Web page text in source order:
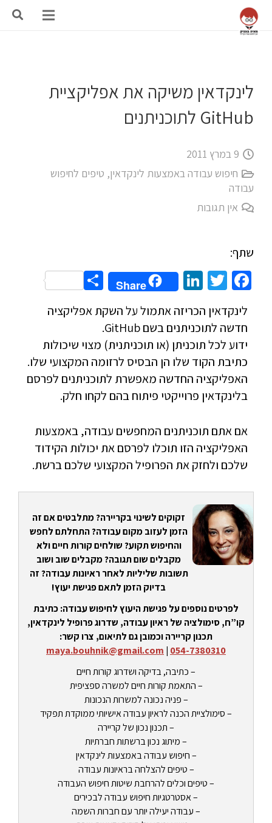
לינקדאין משיקה את אפליקציית
GitHub לתוכניתנים
9 במרץ 2011
חיפוש עבודה באמצעות לינקדאין, טיפים לחיפוש
עבודה
אין תגובות
שתף:
Facebook
Twitter
LinkedIn
Share
Share
לינקדאין הכריזה אתמול על השקת אפליקציה
חדשה לתוכניתנים בשם GitHub.
ידוע לכל תוכניתן (או תוכניתנית) מצוי שיכולות
כתיבת הקוד שלו הן הבסיס לרזומה המקצועי שלו.
האפליקציה החדשה מאפשרת לתוכניתנים לפרסם
בלינקדאין פרוייקטי פיתוח בהם לקחו חלק.
אם אתם תוכניתנים המחפשים עבודה, באמצעות
האפליקציה הזו תוכלו לפרסם את יכולות הקידוד
שלכם ולחזק את הפרופיל המקצועי שלכם ברשת.
זקוקים לשינוי בקריירה? מתלבטים אם זה
הזמן לעזוב מקום עבודה? התחלתם לחפש
והחיפוש תקוע? שולחים קורות חיים ולא
מקבלים שום תגובה? מקבלים שוב ושוב
תשובות שליליות לאחר ראיונות עבודה? זה
בדיוק הזמן לתאם פגישת יעוץ!
לפרטים נוספים על פגישת היעוץ לחיפוש עבודה: כתיבת
קו”ח, סימולציה של ראיון עבודה, שדרוג פרופיל לינקדאין,
תכנון קריירה וכמובן גם לתיאום, צרו קשר:
054-7380310
|
maya.bouhnik@gmail.com
– כתיבה, בדיקה ושדרוג קורות חיים
– התאמת קורות חיים למשרה ספציפית
– פניה נכונה למשרות הנכונות
– סימולציית הכנה לראיון עבודה אישיותי ממוקדת תפקיד
– תכנון נכון של קריירה
– מיתוג נכון ברשתות חברתיות
– חיפוש עבודה באמצעות לינקדאין
– טיפים להצלחה בראיונות עבודה
– טיפים וכלים להרחבת שיטות חיפוש העבודה
– אסטרטגיות חיפוש עבודה לבכירים
– עבודה יעילה יותר עם חברות השמה